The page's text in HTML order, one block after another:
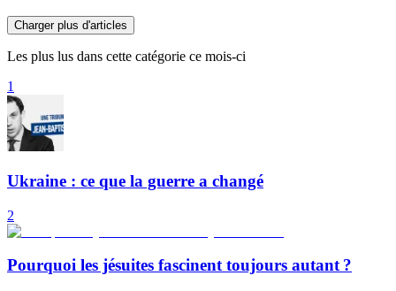
Charger plus d'articles
Les plus lus dans cette catégorie ce mois-ci
1
Ukraine : ce que la guerre a changé
2
Pourquoi les jésuites fascinent toujours autant ?